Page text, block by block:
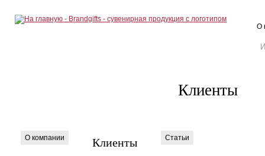
О
Клиенты
О компании Клиенты Статьи